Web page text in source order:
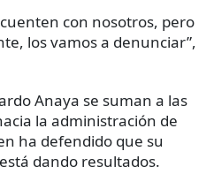
con nosotros, pero
los vamos a denunciar”,
Anaya se suman a las
la administración de
ha defendido que su
dando resultados.